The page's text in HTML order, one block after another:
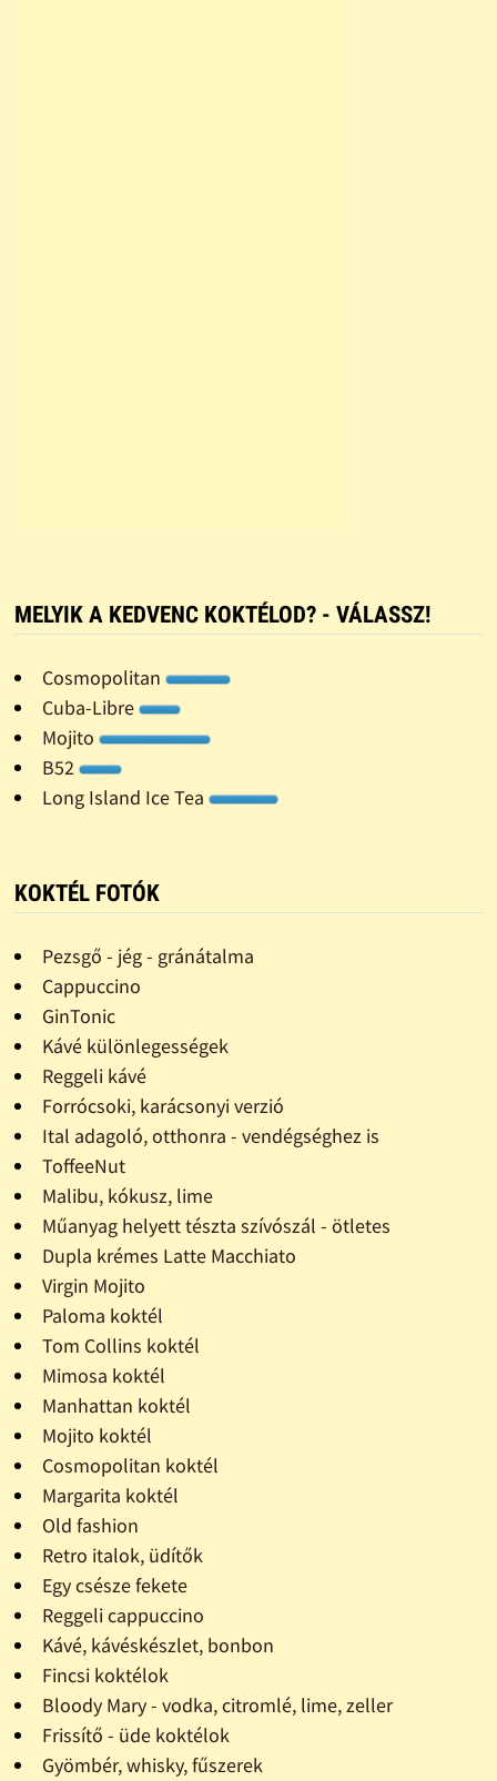
MELYIK A KEDVENC KOKTÉLOD? - VÁLASSZ!
Cosmopolitan
Cuba-Libre
Mojito
B52
Long Island Ice Tea
KOKTÉL FOTÓK
Pezsgő - jég - gránátalma
Cappuccino
GinTonic
Kávé különlegességek
Reggeli kávé
Forrócsoki, karácsonyi verzió
Ital adagoló, otthonra - vendégséghez is
ToffeeNut
Malibu, kókusz, lime
Műanyag helyett tészta szívószál - ötletes
Dupla krémes Latte Macchiato
Virgin Mojito
Paloma koktél
Tom Collins koktél
Mimosa koktél
Manhattan koktél
Mojito koktél
Cosmopolitan koktél
Margarita koktél
Old fashion
Retro italok, üdítők
Egy csésze fekete
Reggeli cappuccino
Kávé, kávéskészlet, bonbon
Fincsi koktélok
Bloody Mary - vodka, citromlé, lime, zeller
Frissítő - üde koktélok
Gyömbér, whisky, fűszerek